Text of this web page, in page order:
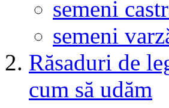
semeni
semeni
Răsaduri de
cum să udăm